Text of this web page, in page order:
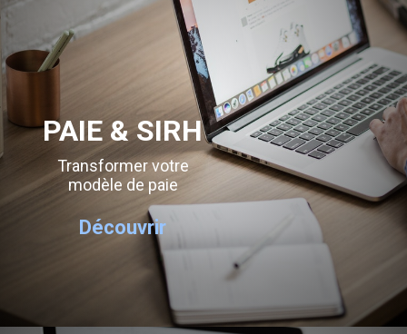
PAIE & SIRH
Transformer votre
modèle de paie
Découvrir